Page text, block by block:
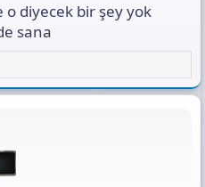
diyecek bir şey yok
sana